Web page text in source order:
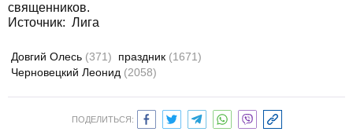
священников.
Источник: Лига
Довгий Олесь (371) праздник (1671)
Черновецкий Леонид (2058)
ПОДЕЛИТЬСЯ: